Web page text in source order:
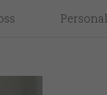
Personal